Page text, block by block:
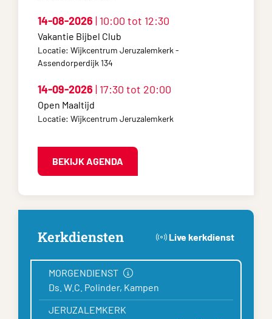
14-08-2026 | 10:00 tot 12:30
Vakantie Bijbel Club
Locatie: Wijkcentrum Jeruzalemkerk -
Assendorperdijk 134
14-09-2026 | 17:30 tot 20:00
Open Maaltijd
Locatie: Wijkcentrum Jeruzalemkerk
BEKIJK AGENDA
Kerkdiensten Live kerkdienst
MORGENDIENST
Ds. W.C. Polinder, Kampen
JERUZALEMKERK